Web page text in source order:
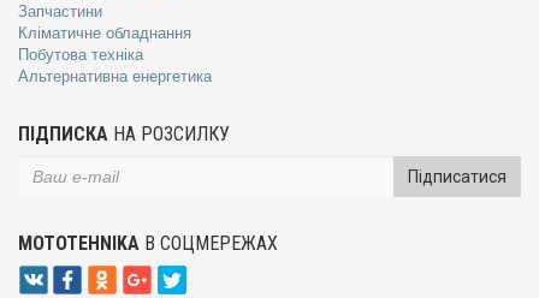
Запчастини
Кліматичне обладнання
Побутова техніка
Альтернативна енергетика
ПІДПИСКА НА РОЗСИЛКУ
Підписатися
MOTOTEHNIKA В СОЦМЕРЕЖАХ